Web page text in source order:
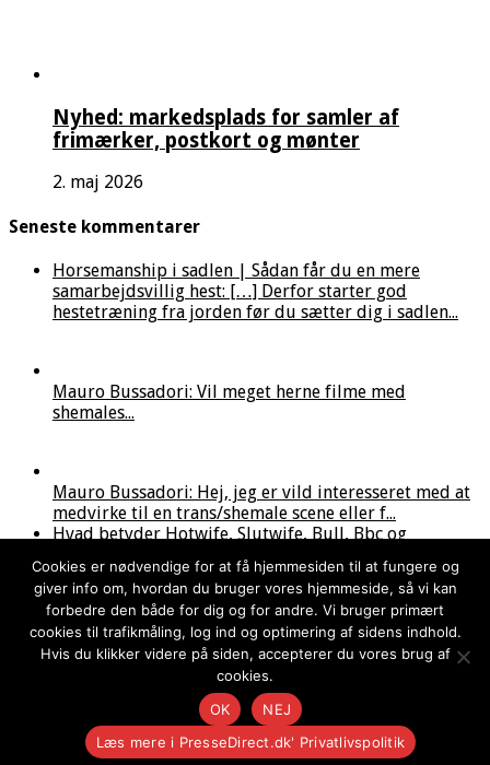
Nyhed: markedsplads for samler af
frimærker, postkort og mønter
2. maj 2026
Seneste kommentarer
Horsemanship i sadlen | Sådan får du en mere
samarbejdsvillig hest: […] Derfor starter god
hestetræning fra jorden før du sætter dig i sadlen...
Mauro Bussadori: Vil meget herne filme med
shemales...
Mauro Bussadori: Hej, jeg er vild interesseret med at
medvirke til en trans/shemale scene eller f...
Hvad betyder Hotwife, Slutwife, Bull, Bbc og
diller […]...
PresseDirect.dk: Læs også artiklen målrettet hanrej,
cuck's perpektiv og del gerne dine erfaringe...
Made4Media
© Copyright 2014 - 2026, All Rights Reserved:
PresseDirect.dk
Cookies er nødvendige for at få hjemmesiden til at fungere og
giver info om, hvordan du bruger vores hjemmeside, så vi kan
forbedre den både for dig og for andre. Vi bruger primært
cookies til trafikmåling, log ind og optimering af sidens indhold.
Hvis du klikker videre på siden, accepterer du vores brug af
cookies.
OK
NEJ
Læs mere i PresseDirect.dk' Privatlivspolitik